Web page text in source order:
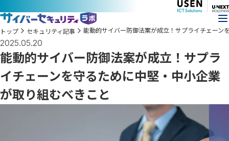
トップ セキュリティ記事 能動的サイバー防御法案が成立！サプライチェーン
2025.05.20
能動的サイバー防御法案が成立！サプラ
イチェーンを守るために中堅・中小企業
が取り組むべきこと